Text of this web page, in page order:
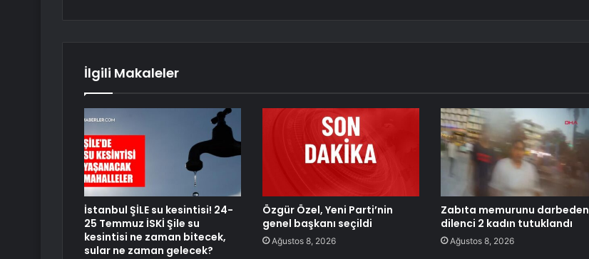
İlgili Makaleler
İstanbul ŞİLE su kesintisi! 24-
25 Temmuz İSKİ Şile su
kesintisi ne zaman bitecek,
sular ne zaman gelecek?
Özgür Özel, Yeni Parti’nin
genel başkanı seçildi
Ağustos 8, 2026
Zabıta memurunu darbeden
dilenci 2 kadın tutuklandı
Ağustos 8, 2026